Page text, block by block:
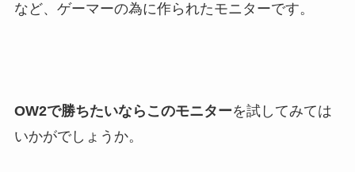
など、ゲーマーの為に作られたモニターです。
OW2で勝ちたいならこのモニターを試してみては
いかがでしょうか。